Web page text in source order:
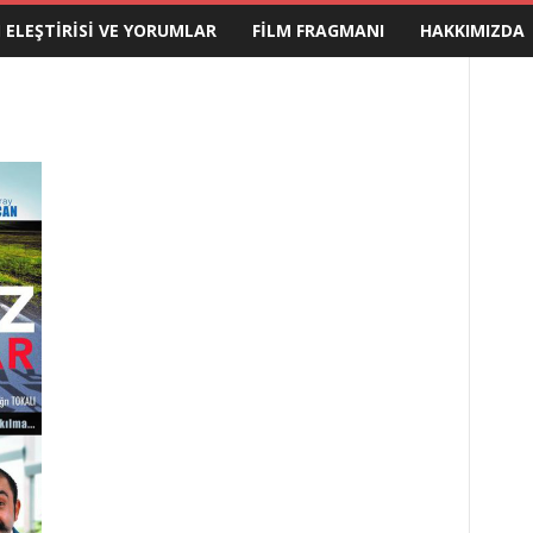
ELEŞTIRISI VE YORUMLAR FILM FRAGMANI HAKKIMIZDA